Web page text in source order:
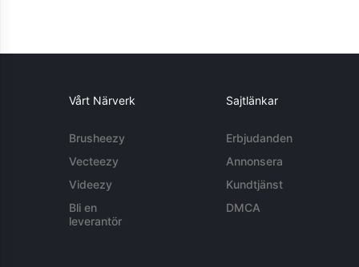
Vårt Närverk
Brusheezy
Vecteezy
Videezy
Bli en
leverantör
Sajtlänkar
Erbjudanden
Annonsera
Kundtjänst
DMCA